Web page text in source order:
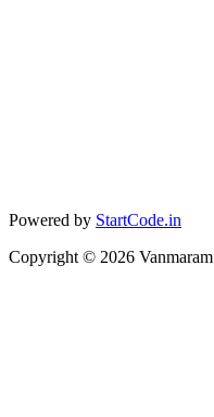
Powered by StartCode.in
Copyright © 2026 Vanmaram